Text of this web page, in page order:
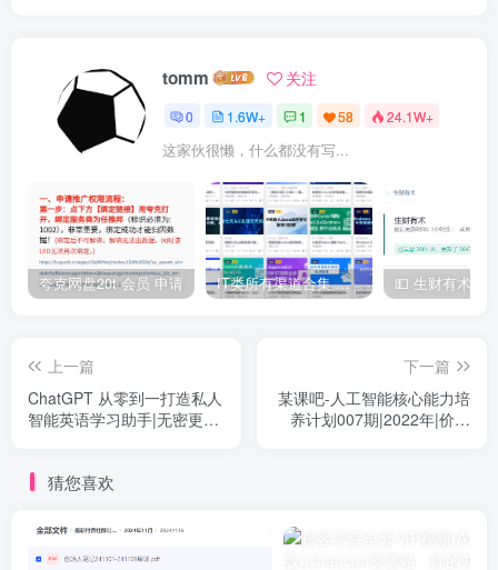
tomm 关注
0 1.6W+ 1 58 24.1W+
这家伙很懒，什么都没有写...
夸克网盘20t 会员 申请 IT类所有渠道合集 持续日更，目前近四千多条资源 年费用户微信私信获取权限
上一篇
ChatGPT 从零到一打造私人
智能英语学习助手|无密更新
下一篇
某课吧-人工智能核心能力培
养计划007期|2022年|价值
猜您喜欢